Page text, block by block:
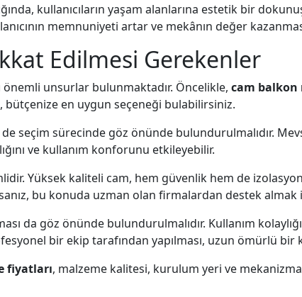
kullanıcıların yaşam alanlarına estetik bir
memnuniyeti artar ve mekânın değer
Edilmesi Gerekenler
unsurlar bulunmaktadır. Öncelikle, cam balkon
bütçenize en uygun seçeneği bulabilirsiniz.
seçim sürecinde göz önünde bulundurulmalıdır.
ve kullanım konforunu etkileyebilir.
Yüksek kaliteli cam, hem güvenlik hem de
bu konuda uzman olan firmalardan destek
da göz önünde bulundurulmalıdır. Kullanım
bir ekip tarafından yapılması, uzun ömürlü bir
fiyatları, malzeme kalitesi, kurulum yeri ve